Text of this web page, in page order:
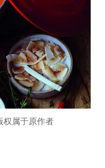
权属于原作者